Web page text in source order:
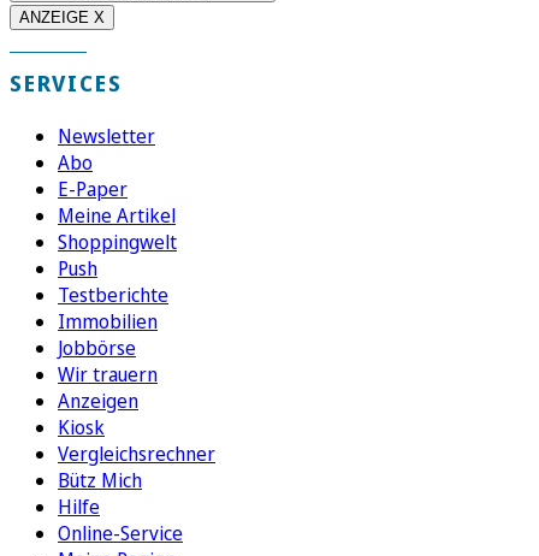
ANZEIGE X
SERVICES
Newsletter
Abo
E-Paper
Meine Artikel
Shoppingwelt
Push
Testberichte
Immobilien
Jobbörse
Wir trauern
Anzeigen
Kiosk
Vergleichsrechner
Bütz Mich
Hilfe
Online-Service